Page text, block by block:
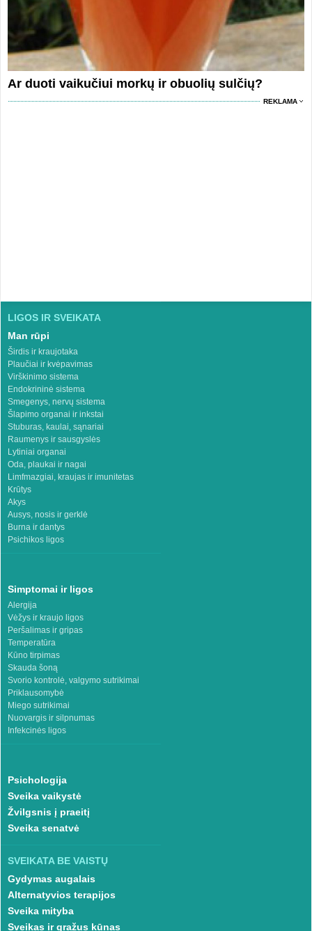
Ar duoti vaikučiui morkų ir obuolių sulčių?
REKLAMA
LIGOS IR SVEIKATA
Man rūpi
Širdis ir kraujotaka
Plaučiai ir kvėpavimas
Virškinimo sistema
Endokrininė sistema
Smegenys, nervų sistema
Šlapimo organai ir inkstai
Stuburas, kaulai, sąnariai
Raumenys ir sausgyslės
Lytiniai organai
Oda, plaukai ir nagai
Limfmazgiai, kraujas ir imunitetas
Krūtys
Akys
Ausys, nosis ir gerklė
Burna ir dantys
Psichikos ligos
Simptomai ir ligos
Alergija
Vėžys ir kraujo ligos
Peršalimas ir gripas
Temperatūra
Kūno tirpimas
Skauda šoną
Svorio kontrolė, valgymo sutrikimai
Priklausomybė
Miego sutrikimai
Nuovargis ir silpnumas
Infekcinės ligos
Psichologija
Sveika vaikystė
Žvilgsnis į praeitį
Sveika senatvė
SVEIKATA BE VAISTŲ
Gydymas augalais
Alternatyvios terapijos
Sveika mityba
Sveikas ir gražus kūnas